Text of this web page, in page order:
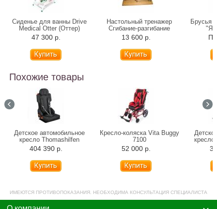
Сиденье для ванны Drive
Medical Otter (Оттер)
47 300 р.
Настольный тренажер
Сгибание-разгибание
пальцев "Я Могу!", 404.3
13 600 р.
Брусья
"Я
Похожие товары
Детское автомобильное
кресло Thomashilfen
Hercules Prime (до 80 кг)
404 390 р.
Кресло-коляска Vita Buggy
7100
52 000 р.
кресло
ИМЕЮТСЯ ПРОТИВОПОКАЗАНИЯ. НЕОБХОДИМА КОНСУЛЬТАЦИЯ СПЕЦИАЛИСТА